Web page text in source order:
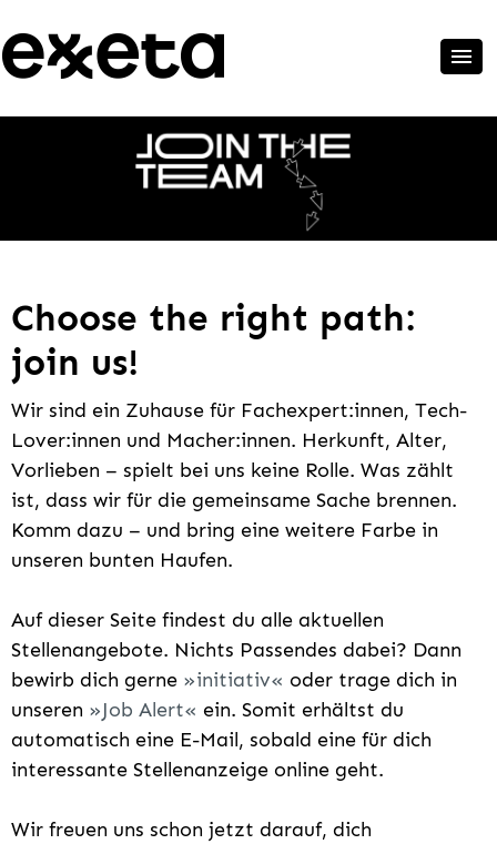
Choose the right path:
join us!
Wir sind ein Zuhause für Fachexpert:innen, Tech-
Lover:innen und Macher:innen. Herkunft, Alter,
Vorlieben – spielt bei uns keine Rolle. Was zählt
ist, dass wir für die gemeinsame Sache brennen.
Komm dazu – und bring eine weitere Farbe in
unseren bunten Haufen.
Auf dieser Seite findest du alle aktuellen
Stellenangebote. Nichts Passendes dabei? Dann
bewirb dich gerne
initiativ
oder trage dich in
unseren
Job Alert
ein. Somit erhältst du
automatisch eine E-Mail, sobald eine für dich
interessante Stellenanzeige online geht.
Wir freuen uns schon jetzt darauf, dich